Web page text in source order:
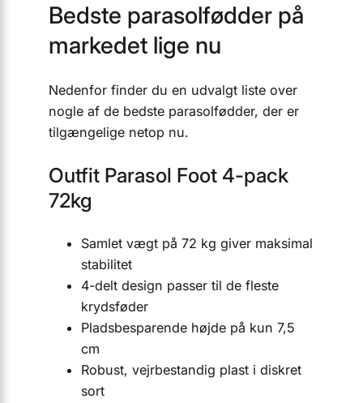
Bedste parasolfødder på
markedet lige nu
Nedenfor finder du en udvalgt liste over
nogle af de bedste parasolfødder, der er
tilgængelige netop nu.
Outfit Parasol Foot 4-pack
72kg
Samlet vægt på 72 kg giver maksimal
stabilitet
4-delt design passer til de fleste
krydsføder
Pladsbesparende højde på kun 7,5
cm
Robust, vejrbestandig plast i diskret
sort